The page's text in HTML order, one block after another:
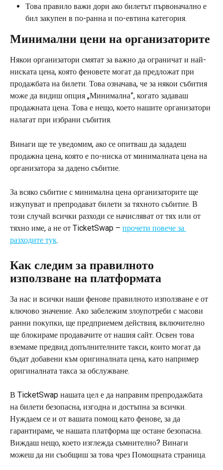
Това правило важи дори ако билетът първоначално е
бил закупен в по-ранна и по-евтина категория.
Минимални цени на организаторите
Някои организатори смятат за важно да ограничат и най-
ниската цена, която феновете могат да предложат при
продажбата на билети. Това означава, че за някои събития
може да видиш опция „Минимална”, когато задаваш
продажната цена. Това е нещо, което нашите организатори
налагат при избрани събития.
Винаги ще те уведомим, ако се опитваш да зададеш
продажна цена, която е по-ниска от минималната цена на
организатора за дадено събитие.
За всяко събитие с минимална цена организаторите ще
изкупуват и препродават билети за тяхното събитие. В
този случай всички разходи се начисляват от тях или от
тяхно име, а не от TicketSwap – прочети повече за
разходите тук.
Как следим за правилното
използване на платформата
За нас и всички наши фенове правилното използване е от
ключово значение. Ако забележим злоупотреби с масови
ранни покупки, ще предприемем действия, включително
ще блокираме продавачите от нашия сайт. Освен това
вземаме предвид допълнителните такси, които могат да
бъдат добавени към оригиналната цена, като например
оригиналната такса за обслужване.
В TicketSwap нашата цел е да направим препродажбата
на билети безопасна, изгодна и достъпна за всички.
Нуждаем се и от вашата помощ като фенове, за да
гарантираме, че нашата платформа ще остане безопасна.
Виждаш нещо, което изглежда съмнително? Винаги
можеш да ни съобщиш за това чрез Помощната страница.